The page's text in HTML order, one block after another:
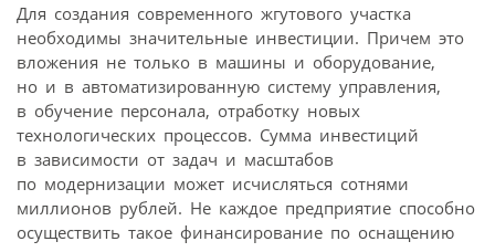
Для создания современного жгутового участка
необходимы значительные инвестиции. Причем это
вложения не только в машины и оборудование,
но и в автоматизированную систему управления,
в обучение персонала, отработку новых
технологических процессов. Сумма инвестиций
в зависимости от задач и масштабов
по модернизации может исчисляться сотнями
миллионов рублей. Не каждое предприятие способно
осуществить такое финансирование по оснащению